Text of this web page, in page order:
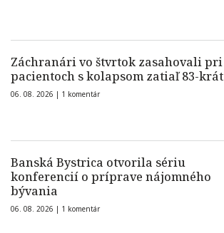
Záchranári vo štvrtok zasahovali pri
pacientoch s kolapsom zatiaľ 83-krát
06. 08. 2026 | 1 komentár
Banská Bystrica otvorila sériu
konferencií o príprave nájomného
bývania
06. 08. 2026 | 1 komentár